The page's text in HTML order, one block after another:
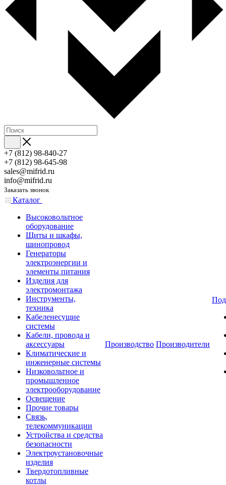
+7 (812) 98-840-27
+7 (812) 98-645-98
sales@mifrid.ru
info@mifrid.ru
Заказать звонок
Каталог
Высоковольтное
оборудование
Щиты и шкафы,
шинопровод
Генераторы
электроэнергии и
элементы питания
Изделия для
электромонтажа
Инструменты,
техника
Кабеленесущие
системы
Кабели, провода и
аксессуары
Климатические и
инженерные системы
Низковольтное и
промышленное
электрооборудование
Освещение
Прочие товары
Связь,
телекоммуникации
Устройства и средства
безопасности
Электроустановочные
изделия
Твердотопливные
котлы
Производство Производители